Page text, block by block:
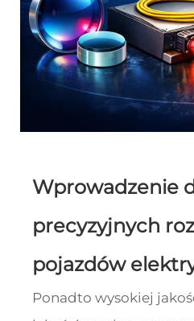
Wprowadzenie
precyzyjnych
pojazdów
Ponadto wysokiej